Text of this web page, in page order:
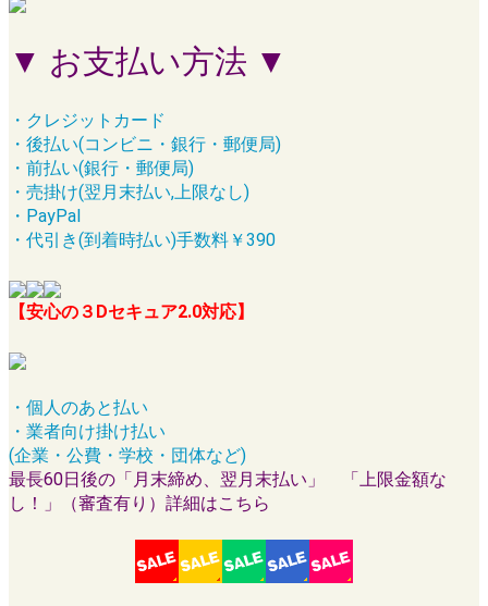
▼ お支払い方法 ▼
・クレジットカード
・後払い(コンビニ・銀行・郵便局)
・前払い(銀行・郵便局)
・売掛け(翌月末払い,上限なし)
・PayPal
・代引き(到着時払い)手数料￥390
【安心の３Dセキュア2.0対応】
・個人のあと払い
・業者向け掛け払い
(企業・公費・学校・団体など)
最長60日後の「月末締め、翌月末払い」 「上限金額な
し！」（審査有り）詳細はこちら